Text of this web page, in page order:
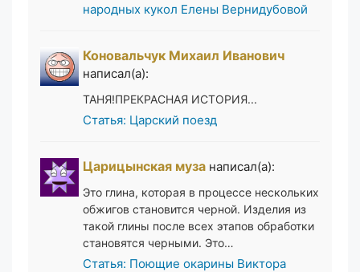
народных кукол Елены Вернидубовой
Коновальчук Михаил Иванович
написал(а):
ТАНЯ!ПРЕКРАСНАЯ ИСТОРИЯ...
Статья: Царский поезд
Царицынская муза написал(а):
Это глина, которая в процессе нескольких
обжигов становится черной. Изделия из
такой глины после всех этапов обработки
становятся черными. Это…
Статья: Поющие окарины Виктора